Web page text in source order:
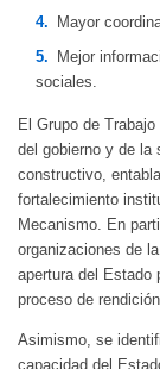
Mayor
Mejor
sociales.
El Grupo de
del gobierno y de la
constructivo,
fortalecimiento
Mecanismo. En
organizaciones de
apertura del Estado
proceso de
Asimismo, se
capacidad del